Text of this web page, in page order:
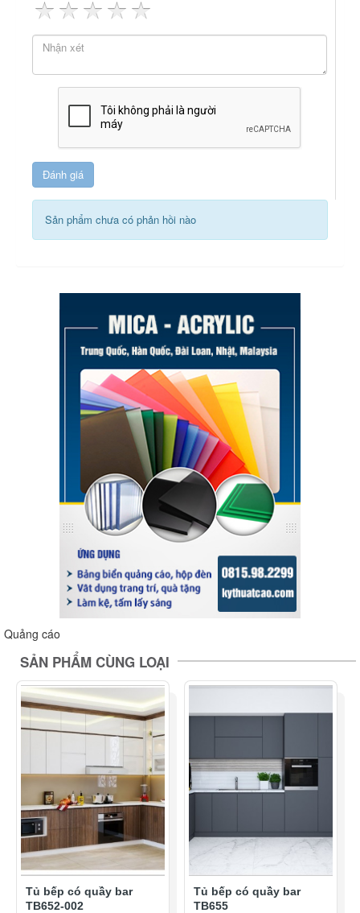
Sản phẩm chưa có phản hồi nào
Quảng cáo
SẢN PHẨM CÙNG LOẠI
Tủ bếp có quầy bar
TB652-002
Tủ bếp có quầy bar
TB655